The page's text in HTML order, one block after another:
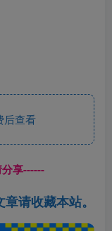
查看
享------
请收藏本站。